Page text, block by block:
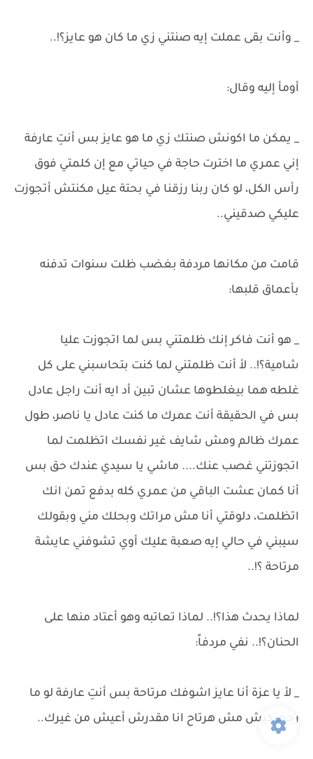
_ وأنت بقى عملت إيه صنتني زي ما كان هو عايز؟!..
أومأ إليه وقال:
_ يمكن ما اكونش صنتك زي ما هو عايز بس أنتِ عارفة
إني عمري ما اخترت حاجة في حياتي مع إن كلمتي فوق
رأس الكل، لو كان ربنا رزقنا في بحتة عيل مكنتش أتجوزت
عليكي صدقيني..
قامت من مكانها مردفة بغضب ظلت سنوات تدفنه
بأعماق قلبها:
_ هو أنت فاكر إنك ظلمتني بس لما اتجوزت عليا
شامية؟!.. لأ أنت ظلمتني لما كنت بتحاسبني على كل
غلطه هما بيغلطوها عشان تبين أد ايه أنت راجل عادل
بس في الحقيقة أنت عمرك ما كنت عادل يا ناصر، طول
عمرك ظالم ومش شايف غير نفسك اتظلمت لما
اتجوزتني غصب عنك.... ماشي يا سيدي عندك حق بس
أنا كمان عشت الباقي من عمري كله بدفع تمن انك
اتظلمت، دلوقتي أنا مش مراتك وبحلك مني وبقولك
سيبني في حالي إيه صعبة عليك أوي تشوفني عايشة
مرتاحة ؟!..
لماذا يحدث هذا؟!.. لماذا تعاتبه وهو أعتاد منها على
الحنان؟!.. نفي مردفاً:
_ لأ يا عزة أنا عايز اشوفك مرتاحة بس أنتِ عارفة لو ما
رجعتكيش مش هرتاح انا مقدرش أعيش من غيرك..